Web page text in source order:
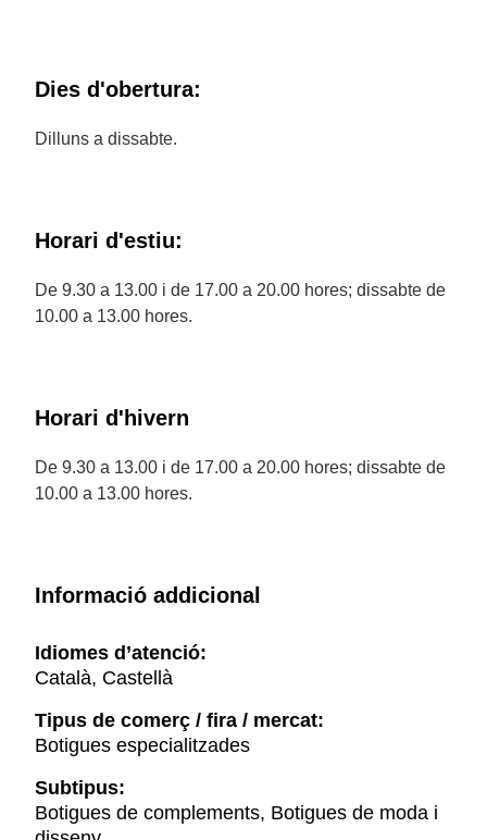
Dies d'obertura:
Dilluns a dissabte.
Horari d'estiu:
De 9.30 a 13.00 i de 17.00 a 20.00 hores; dissabte de
10.00 a 13.00 hores.
Horari d'hivern
De 9.30 a 13.00 i de 17.00 a 20.00 hores; dissabte de
10.00 a 13.00 hores.
Informació addicional
Idiomes d’atenció:
Català, Castellà
Tipus de comerç / fira / mercat:
Botigues especialitzades
Subtipus:
Botigues de complements, Botigues de moda i